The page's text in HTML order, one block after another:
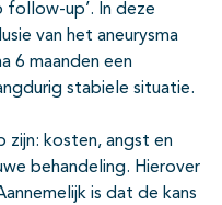
follow-up’. In deze
van het aneurysma
6 maanden een
stabiele situatie.
zijn: kosten, angst en
behandeling. Hierover
is dat de kans